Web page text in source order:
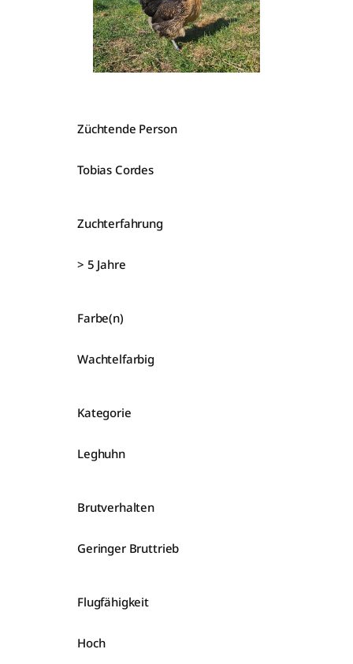
Züchtende Person
Tobias Cordes
Zuchterfahrung
> 5 Jahre
Farbe(n)
Wachtelfarbig
Kategorie
Leghuhn
Brutverhalten
Geringer Bruttrieb
Flugfähigkeit
Hoch